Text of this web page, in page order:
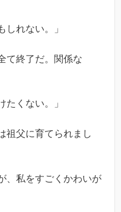
しれない。」
て終了だ。関係な
たくない。」
祖父に育てられまし
、私をすごくかわいが